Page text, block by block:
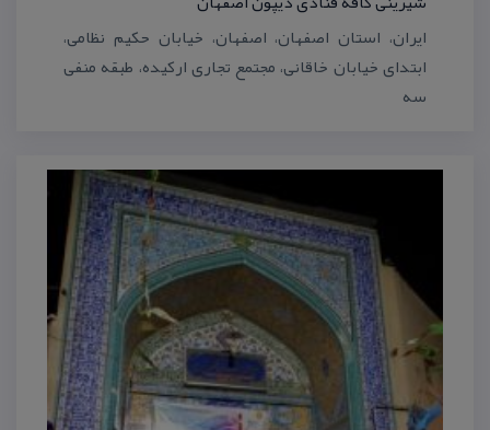
ایران، استان اصفهان، اصفهان، خیابان حكیم نظامی،
ابتدای خیابان خاقانی، مجتمع تجاری اركیده، طبقه منفی
سه